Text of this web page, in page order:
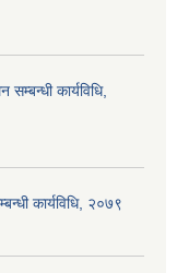
कार्यविधि,
कार्यविधि, २०७९